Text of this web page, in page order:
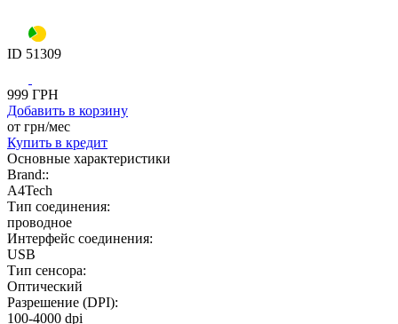
ID 51309
999 ГРН
Добавить в корзину
от грн/мес
Купить в кредит
Основные характеристики
Brand::
A4Tech
Тип соединения:
проводное
Интерфейс соединения:
USB
Тип сенсора:
Оптический
Разрешение (DPI):
100-4000 dpi